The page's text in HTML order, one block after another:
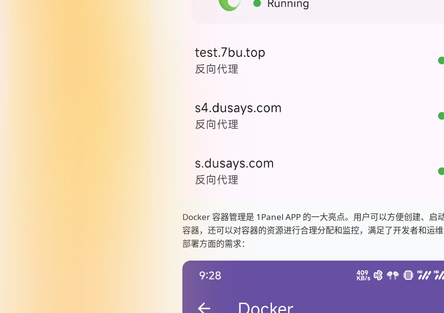
Docker 容器管理是 1Panel APP 的一大亮点。用户可以方便创建、启
容器，还可以对容器的资源进行合理分配和监控，满足了开发者和运
部署方面的需求：